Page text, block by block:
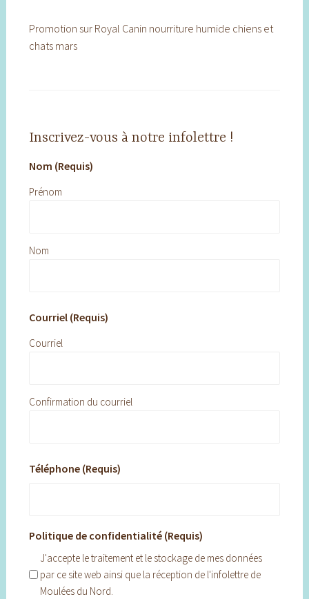
Promotion sur Royal Canin nourriture humide chiens et
chats mars
Inscrivez-vous à notre infolettre !
Nom (Requis)
Prénom
Nom
Courriel (Requis)
Courriel
Confirmation du courriel
Téléphone (Requis)
Politique de confidentialité (Requis)
J'accepte le traitement et le stockage de mes données
par ce site web ainsi que la réception de l'infolettre de
Moulées du Nord.